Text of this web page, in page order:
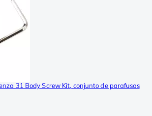
31 Body Screw Kit, conjunto de parafusos